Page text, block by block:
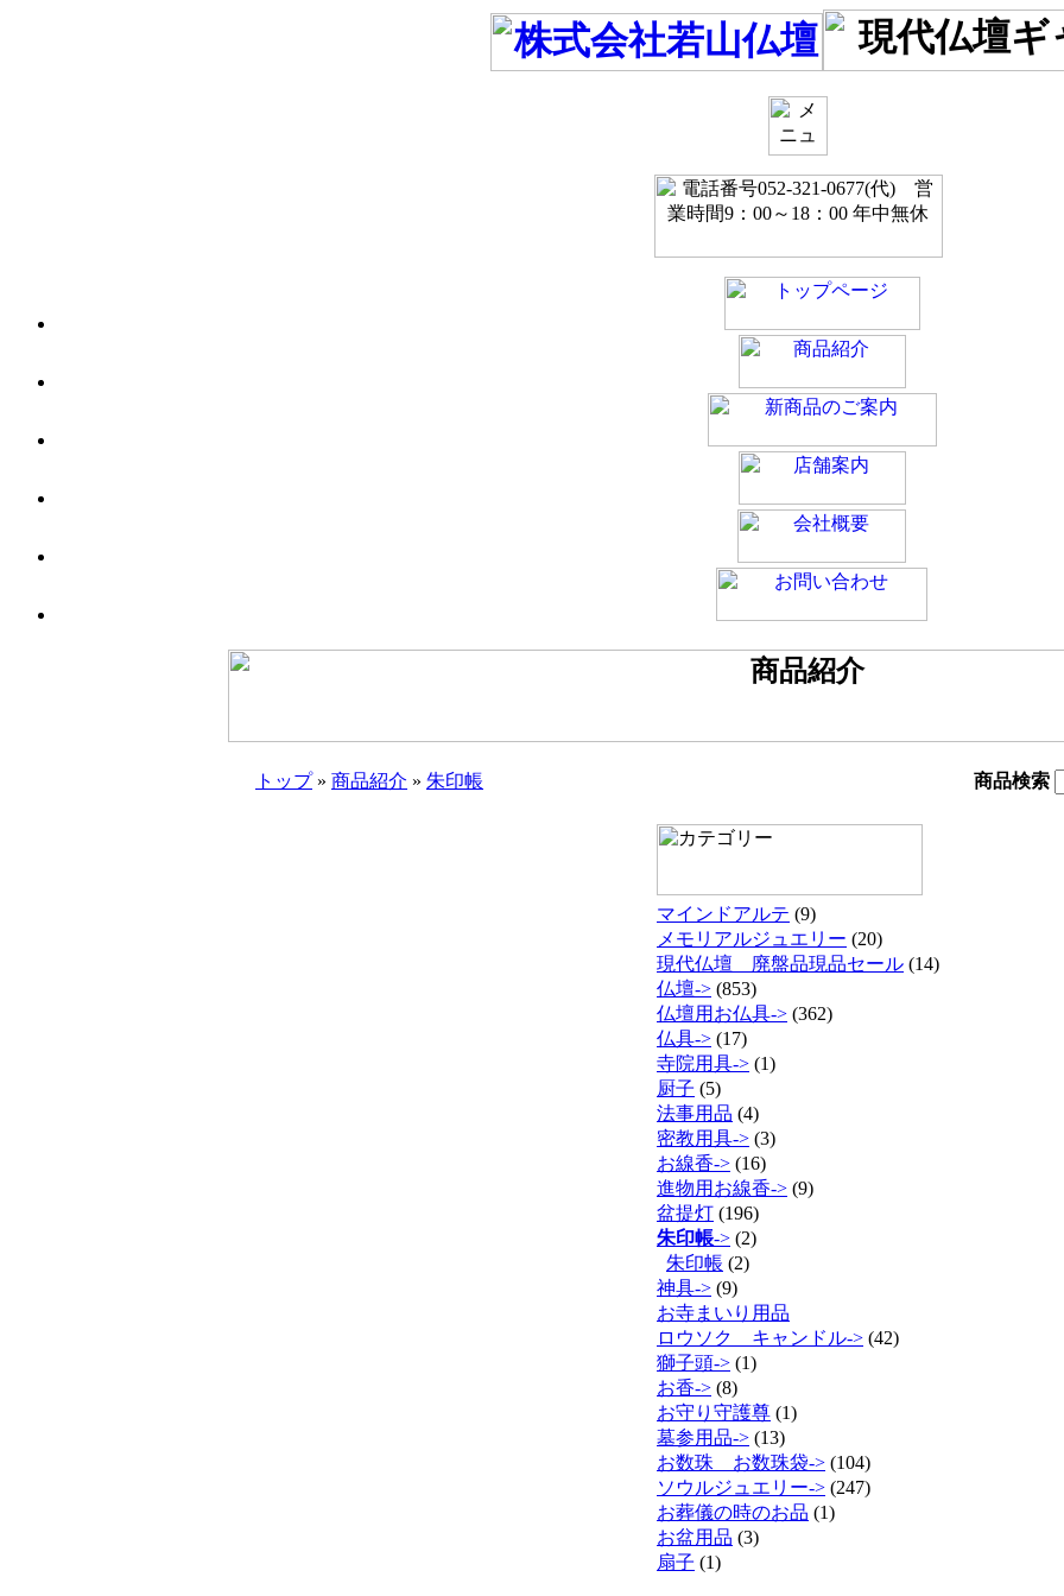
トップ» 商品紹介 » 朱印帳 商品検索
マインドアルテ (9)
メモリアルジュエリー (20)
現代仏壇 廃盤品現品セール (14)
仏壇-> (853)
仏壇用お仏具-> (362)
仏具-> (17)
寺院用具-> (1)
厨子 (5)
法事用品 (4)
密教用具-> (3)
お線香-> (16)
進物用お線香-> (9)
盆提灯 (196)
朱印帳-> (2)
朱印帳 (2)
神具-> (9)
お寺まいり用品
ロウソク キャンドル-> (42)
獅子頭-> (1)
お香-> (8)
お守り守護尊 (1)
墓参用品-> (13)
お数珠 お数珠袋-> (104)
ソウルジュエリー-> (247)
お葬儀の時のお品 (1)
お盆用品 (3)
扇子 (1)